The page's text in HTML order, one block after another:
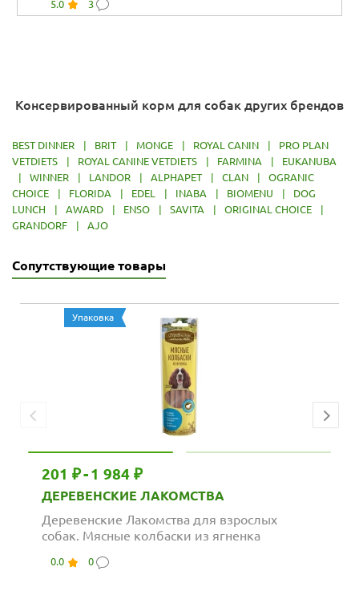
5.0 3
Консервированный корм для собак других брендов
BEST DINNER | BRIT | MONGE | ROYAL CANIN |
PRO PLAN
VETDIETS
| ROYAL CANINE VETDIETS | FARMINA |
EUKANUBA
|
WINNER | LANDOR | ALPHAPET | CLAN |
OGRANIC
CHOICE
| FLORIDA | EDEL | INABA | BIOMENU |
DOG
LUNCH
| AWARD | ENSO | SAVITA | ORIGINAL CHOICE
|
GRANDORF
| AJO
Сопутствующие товары
Упаковка
201 ₽-1 984 ₽
ДЕРЕВЕНСКИЕ ЛАКОМСТВА
Деревенские Лакомства для взрослых
собак. Мясные колбаски из ягненка
0.0 0